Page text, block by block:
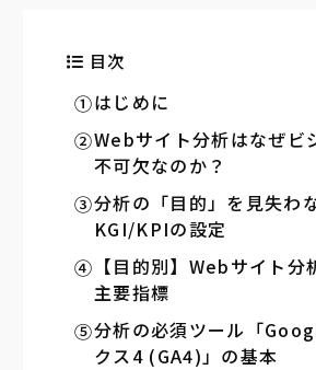
目次
はじめに
Webサイト分析はなぜビ
不可欠なのか？
分析の「目的」を見失わな
KGI/KPIの設定
【目的別】Webサイト分
主要指標
分析の必須ツール「
クス4 (GA4)」の基本